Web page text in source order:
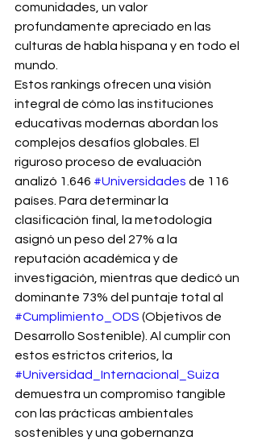
comunidades, un valor
profundamente apreciado en las
culturas de habla hispana y en todo el
mundo.
Estos rankings ofrecen una visión
integral de cómo las instituciones
educativas modernas abordan los
complejos desafíos globales. El
riguroso proceso de evaluación
analizó 1.646 #Universidades de 116
países. Para determinar la
clasificación final, la metodología
asignó un peso del 27% a la
reputación académica y de
investigación, mientras que dedicó un
dominante 73% del puntaje total al
#Cumplimiento_ODS (Objetivos de
Desarrollo Sostenible). Al cumplir con
estos estrictos criterios, la
#Universidad_Internacional_Suiza
demuestra un compromiso tangible
con las prácticas ambientales
sostenibles y una gobernanza